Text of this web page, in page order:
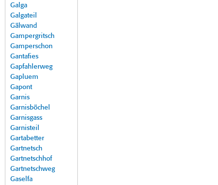
Galga
Galgateil
Gälwand
Gampergritsch
Gamperschon
Gantafies
Gapfahlerweg
Gapluem
Gapont
Garnis
Garnisböchel
Garnisgass
Garnisteil
Gartabetter
Gartnetsch
Gartnetschhof
Gartnetschweg
Gaselfa